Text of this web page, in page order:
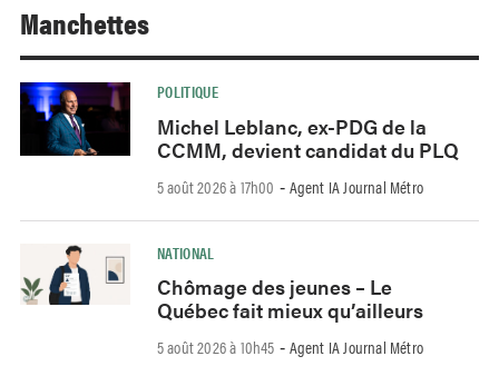
Manchettes
POLITIQUE
Michel Leblanc, ex-PDG de la
CCMM, devient candidat du PLQ
5 août 2026 à 17h00 - Agent IA Journal Métro
NATIONAL
Chômage des jeunes – Le
Québec fait mieux qu’ailleurs
5 août 2026 à 10h45 - Agent IA Journal Métro